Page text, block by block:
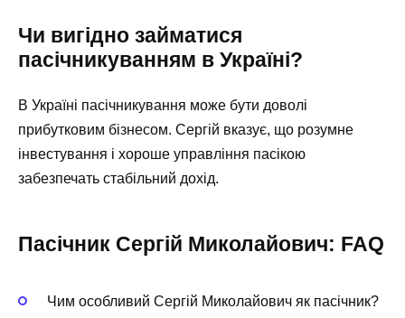
Чи вигідно займатися
пасічникуванням в Україні?
В Україні пасічникування може бути доволі
прибутковим бізнесом. Сергій вказує, що розумне
інвестування і хороше управління пасікою
забезпечать стабільний дохід.
Пасічник Сергій Миколайович: FAQ
Чим особливий Сергій Миколайович як пасічник?